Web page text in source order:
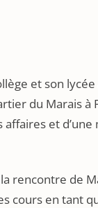
et son
du Marais
et
rencontre de
cours en tant